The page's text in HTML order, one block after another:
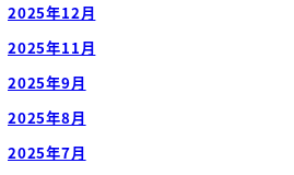
2025年12月
2025年11月
2025年9月
2025年8月
2025年7月